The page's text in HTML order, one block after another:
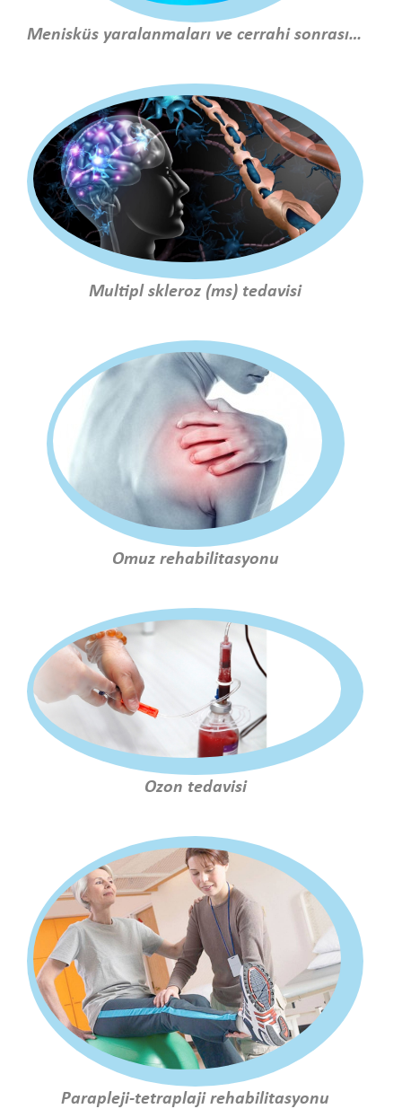
Menisküs yaralanmaları ve cerrahi sonrası tedavi
Multipl skleroz (ms) tedavisi
Omuz rehabilitasyonu
Ozon tedavisi
Parapleji-tetraplaji rehabilitasyonu